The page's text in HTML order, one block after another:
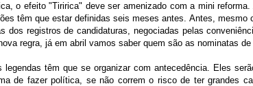
o efeito "Tiririca" deve ser amenizado com a mini
têm que estar definidas seis meses antes. Antes, mesmo
dos registros de candidaturas, negociadas pelas
regra, já em abril vamos saber quem são as nominatas de
legendas têm que se organizar com antecedência. Eles
de fazer política, se não correm o risco de ter grandes